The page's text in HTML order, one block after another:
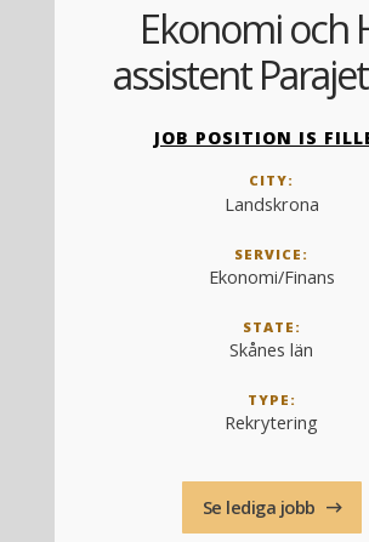
JOB POSITION IS
CITY:
Landskrona
SERVICE:
Ekonomi/Finans
STATE:
Skånes län
TYPE:
Rekrytering
Ekonomi och
assistent
Se lediga jobb